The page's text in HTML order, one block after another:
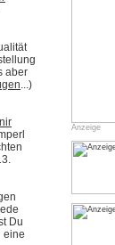
aber
...)
Du
eine
Anzeige